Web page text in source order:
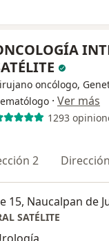
oncólogo,
· Ver más
1293
2
SATÉLITE